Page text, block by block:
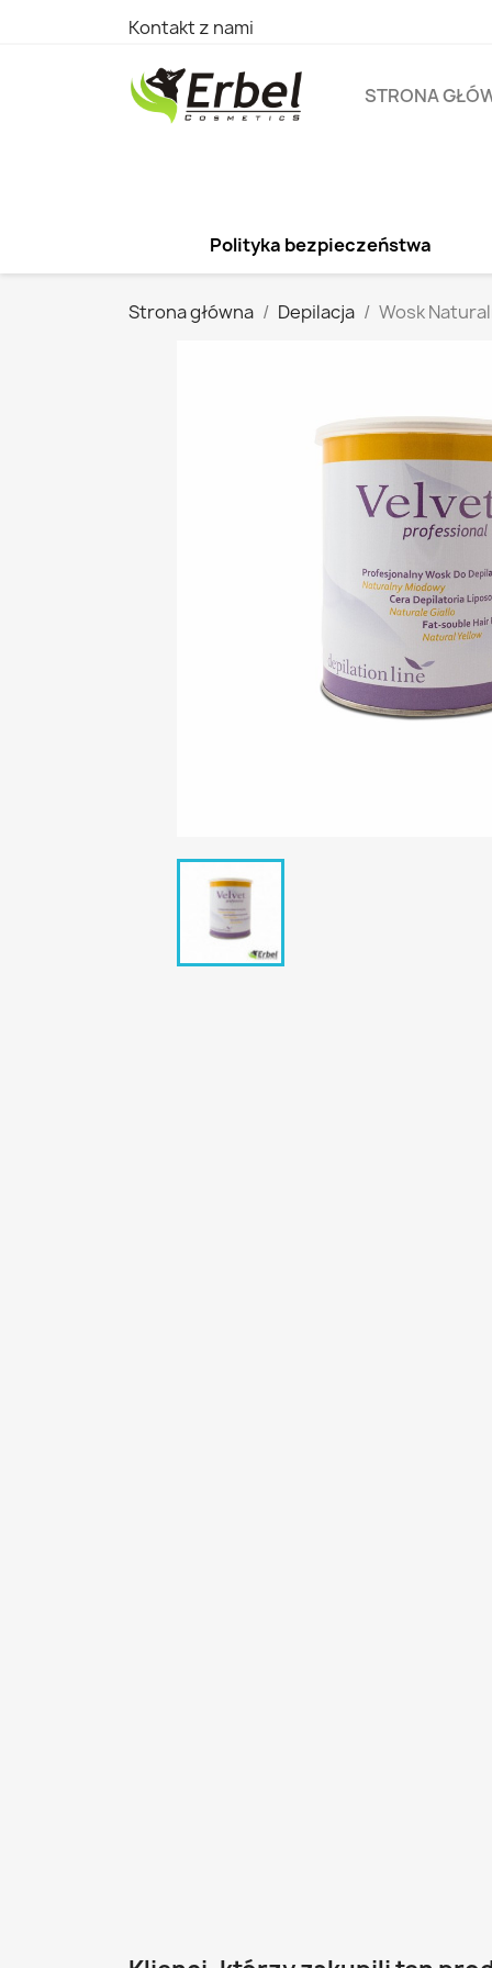
Kontakt z nami
STRONA
Polityka bezpieczeństwa
Strona główna Depilacja Wosk